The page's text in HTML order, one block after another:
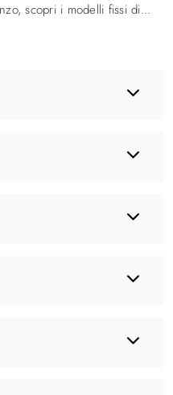
Se desideri tavoli design da pranzo, scopri i modelli fissi di Midj: clicca e scopri il modello Pechino in vetro.